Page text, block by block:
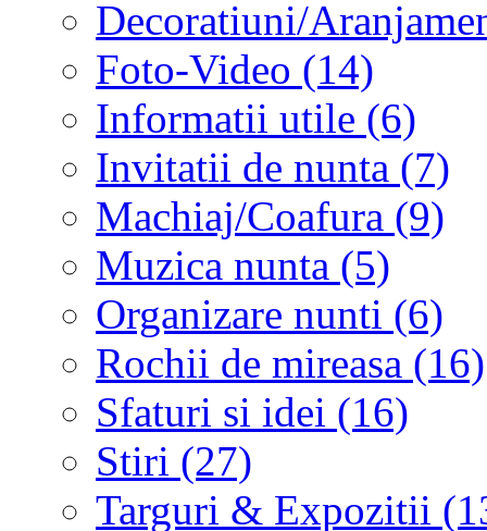
Decoratiuni/
Foto-Video (14)
Informatii utile (6)
Invitatii de nunta (7)
Machiaj/Coafura (9)
Muzica nunta (5)
Organizare nunti (6)
Rochii de mireasa (16)
Sfaturi si idei (16)
Stiri (27)
Targuri & Expozitii